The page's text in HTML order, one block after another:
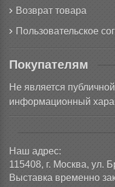
Возврат товара
Пользовательское
Покупателям
Не является
информационный
Наш адрес:
115408, г. Москва, ул.
Выставка временно